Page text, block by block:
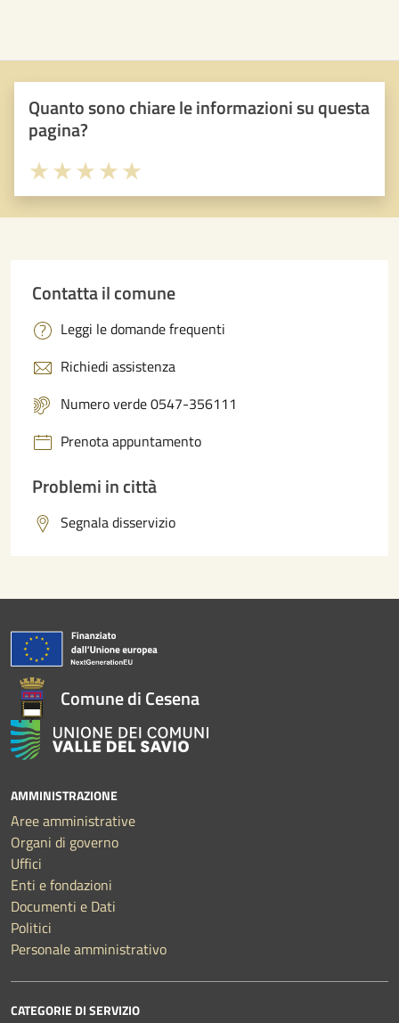
Quanto sono chiare le informazioni su questa
pagina?
Valuta 5 stelle su 5
Valuta 4 stelle su 5
Valuta 3 stelle su 5
Valuta 2 stelle su 5
Valuta 1 stelle su 5
Contatta il comune
Leggi le domande frequenti
Richiedi assistenza
Numero verde 0547-356111
Prenota appuntamento
Problemi in città
Segnala disservizio
Comune di Cesena
AMMINISTRAZIONE
Aree amministrative
Organi di governo
Uffici
Enti e fondazioni
Documenti e Dati
Politici
Personale amministrativo
CATEGORIE DI SERVIZIO